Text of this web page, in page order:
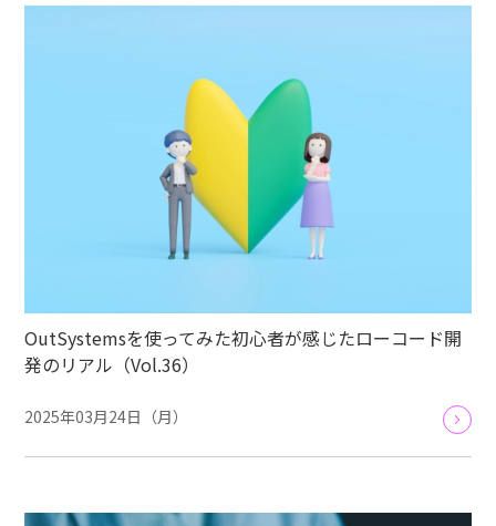
OutSystemsを使ってみた初心者が感じたローコード開
発のリアル（Vol.36）
2025年03月24日（月）